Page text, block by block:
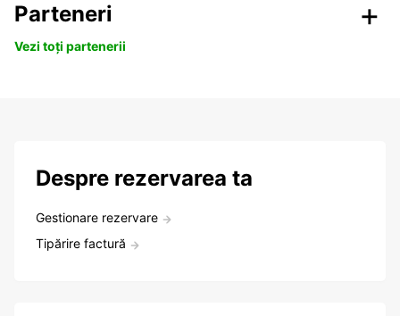
Parteneri
Vezi toți partenerii
Despre rezervarea ta
Gestionare rezervare
Tipărire factură